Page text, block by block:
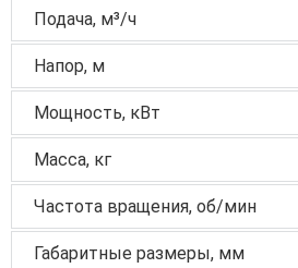
Подача, м³/ч
Напор, м
Мощность, кВт
Масса, кг
Частота вращения, об/мин
Габаритные размеры, мм